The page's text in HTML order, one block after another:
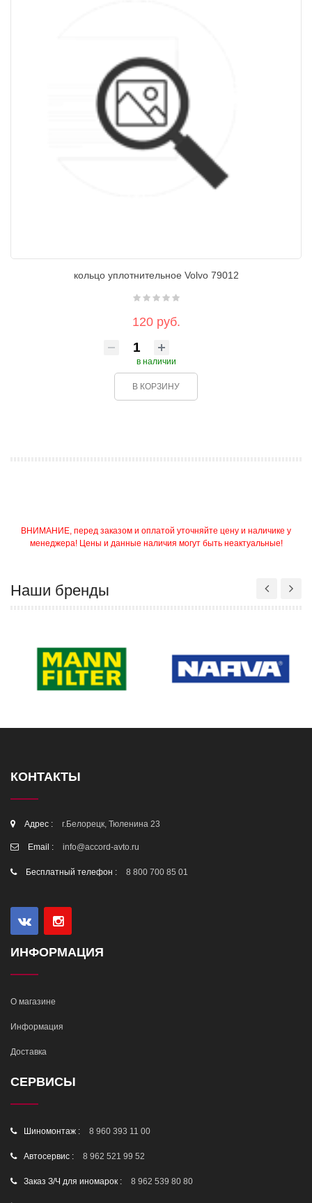
кольцо уплотнительное Volvo 79012
120 руб.
в наличии
В КОРЗИНУ
ВНИМАНИЕ, перед заказом и оплатой уточняйте цену и наличике у
менеджера! Цены и данные наличия могут быть неактуальные!
Наши бренды
КОНТАКТЫ
Адрес : г.Белорецк, Тюленина 23
Email : info@accord-avto.ru
Бесплатный телефон : 8 800 700 85 01
ИНФОРМАЦИЯ
О магазине
Информация
Доставка
СЕРВИСЫ
Шиномонтаж : 8 960 393 11 00
Автосервис : 8 962 521 99 52
Заказ З/Ч для иномарок : 8 962 539 80 80